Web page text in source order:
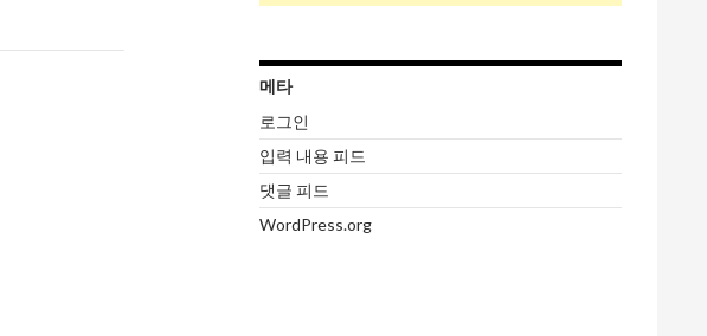
메타
로그인
입력 내용 피드
댓글 피드
WordPress.org